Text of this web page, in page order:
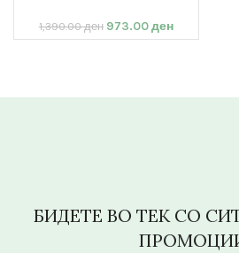
1,390.00ден 973.00ден
БИДЕТЕ ВО ТЕК СО